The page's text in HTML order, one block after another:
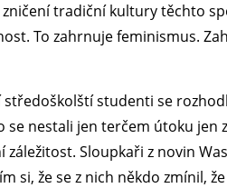
zničení tradiční kultury těchto
To zahrnuje feminismus.
středoškolští studenti se
nestali jen terčem útoku
Sloupkaři z novin
si, že se z nich někdo zmínil,